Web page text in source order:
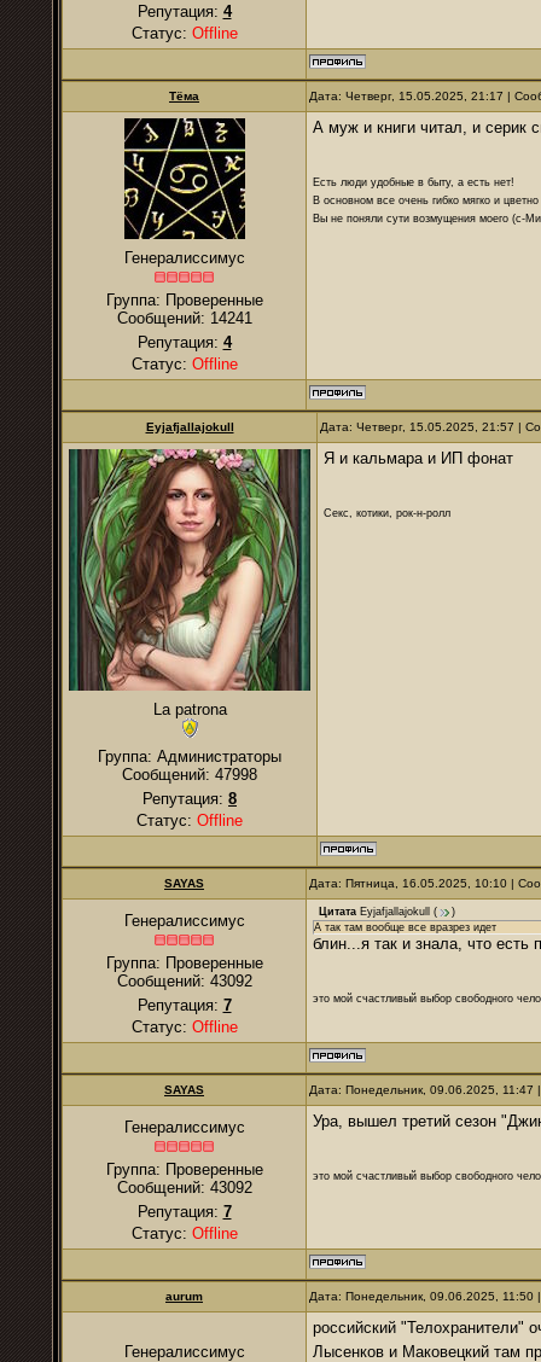
Репутация: 4
Статус: Offline
Тёма Дата: Четверг, 15.05.2025, 21:17 |
Генералиссимус
Группа: Проверенные
Сообщений: 14241
Репутация: 4
Статус: Offline
А муж и книги читал, и серик
Есть люди удобные в быту, а есть нет!
В основном все очень гибко мягко и цветно
Вы не поняли сути возмущения моего (с-
Eyjafjallajokull Дата: Четверг, 15.05.2025, 21:57 |
La patrona
Группа: Администраторы
Сообщений: 47998
Репутация: 8
Статус: Offline
Я и кальмара и ИП фонат
Секс, котики, рок-н-ролл
SAYAS Дата: Пятница, 16.05.2025, 10:10 |
Генералиссимус
Группа: Проверенные
Сообщений: 43092
Репутация: 7
Статус: Offline
Цитата Eyjafjallajokull (
)
А так там вообще все вразрез идет
блин...я так и знала, что есть
это мой счастливый выбор свободного
SAYAS Дата: Понедельник, 09.06.2025,
Генералиссимус
Группа: Проверенные
Сообщений: 43092
Репутация: 7
Статус: Offline
Ура, вышел третий сезон
это мой счастливый выбор свободного
аurum Дата: Понедельник, 09.06.2025,
Генералиссимус
российский "Телохранители"
Лысенков и Маковецкий там